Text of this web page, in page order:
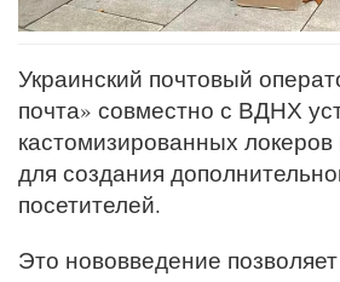
Украинский почтовый
почта» совместно с ВДНХ
кастомизированных локеров
для создания
посетителей.
Это нововведение